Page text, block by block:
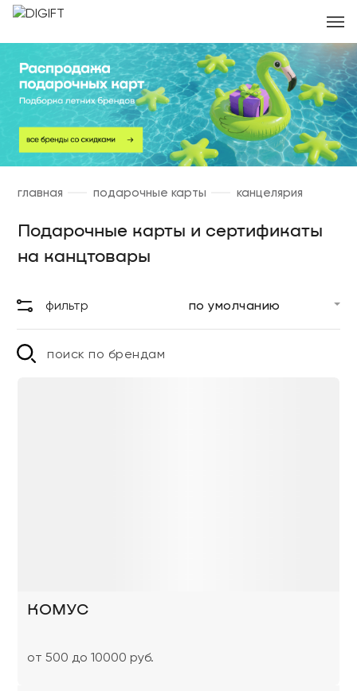
главная подарочные карты канцелярия
Подарочные карты и сертификаты
на канцтовары
фильтр
поиск по брендам
КОМУС
от 500 до 10000 руб.